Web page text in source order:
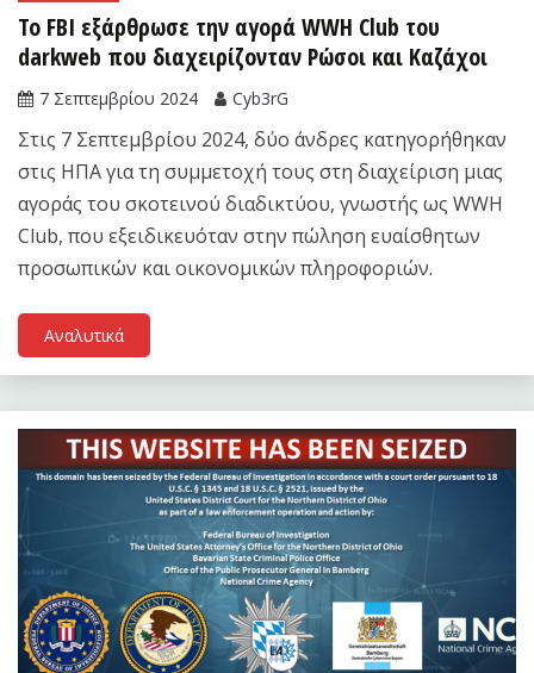
Το FBI εξάρθρωσε την αγορά WWH Club του
darkweb που διαχειρίζονταν Ρώσοι και Καζάχοι
7 Σεπτεμβρίου 2024 Cyb3rG
Στις 7 Σεπτεμβρίου 2024, δύο άνδρες κατηγορήθηκαν
στις ΗΠΑ για τη συμμετοχή τους στη διαχείριση μιας
αγοράς του σκοτεινού διαδικτύου, γνωστής ως WWH
Club, που εξειδικευόταν στην πώληση ευαίσθητων
προσωπικών και οικονομικών πληροφοριών.
Αναλυτικά